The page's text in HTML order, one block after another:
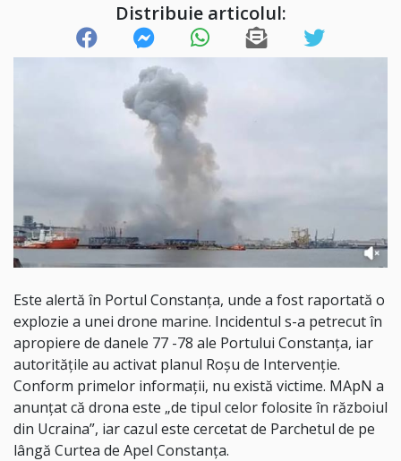
Distribuie articolul:
Este alertă în Portul Constanța, unde a fost raportată o
explozie a unei drone marine. Incidentul s-a petrecut în
apropiere de danele 77 -78 ale Portului Constanța, iar
autoritățile au activat planul Roșu de Intervenție.
Conform primelor informații, nu există victime. MApN a
anunțat că drona este „de tipul celor folosite în războiul
din Ucraina”, iar cazul este cercetat de Parchetul de pe
lângă Curtea de Apel Constanța.